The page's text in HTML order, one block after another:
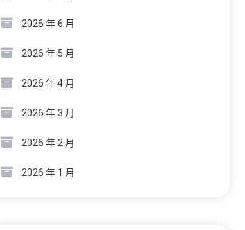
2026 年 6 月
2026 年 5 月
2026 年 4 月
2026 年 3 月
2026 年 2 月
2026 年 1 月